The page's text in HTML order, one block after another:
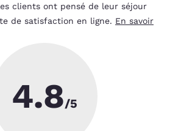
clients ont pensé de leur séjour
de satisfaction en ligne. En savoir
4.8/5